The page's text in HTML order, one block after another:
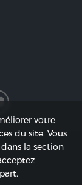
votre
du site. Vous
dans la section